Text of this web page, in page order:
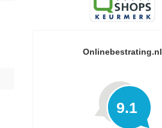
Onlinebestrating.nl
9.1